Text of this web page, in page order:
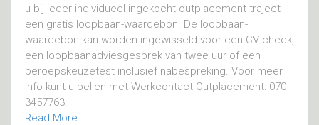
u bij ieder individueel ingekocht outplacement traject
een gratis loopbaan-waardebon. De loopbaan-
waardebon kan worden ingewisseld voor een CV-check,
een loopbaanadviesgesprek van twee uur of een
beroepskeuzetest inclusief nabespreking. Voor meer
info kunt u bellen met Werkcontact Outplacement: 070-
3457763.
Read More